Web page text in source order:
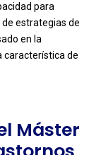
para
estrategias de
en la
característica de
Máster